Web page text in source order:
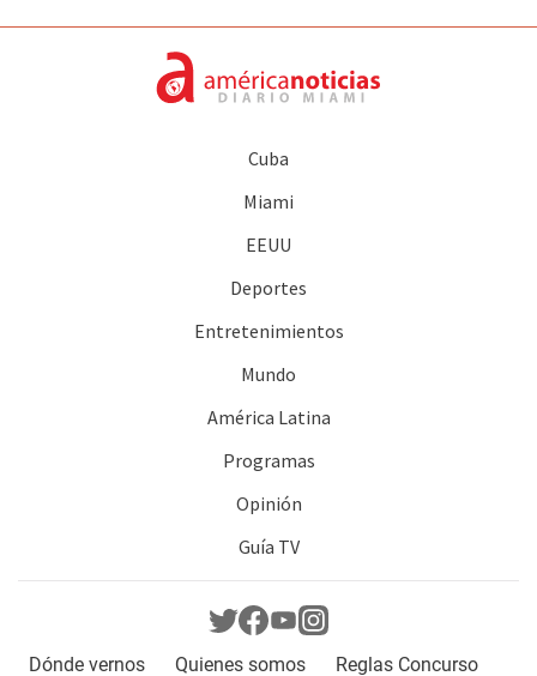
Cuba
Miami
EEUU
Deportes
Entretenimientos
Mundo
América Latina
Programas
Opinión
Guía TV
Dónde vernos Quienes somos Reglas Concurso